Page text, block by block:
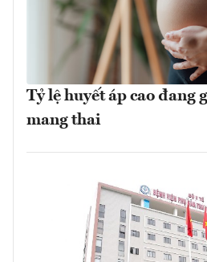
Tỷ lệ huyết áp cao đang
mang thai